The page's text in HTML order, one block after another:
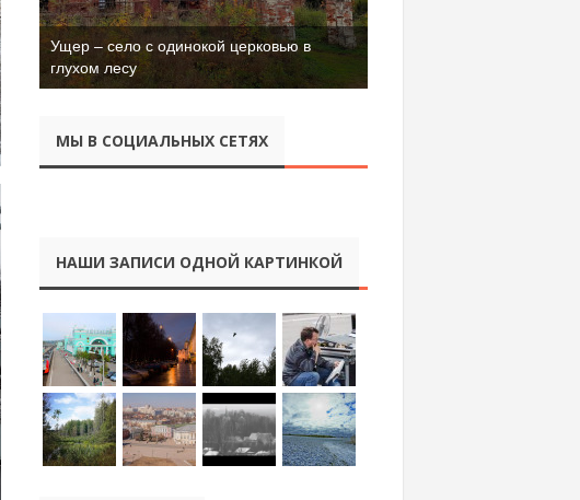
Бывшая танковая часть имени Сухэ-
Батора во Владимире
МЫ В СОЦИАЛЬНЫХ СЕТЯХ
НАШИ ЗАПИСИ ОДНОЙ КАРТИНКОЙ